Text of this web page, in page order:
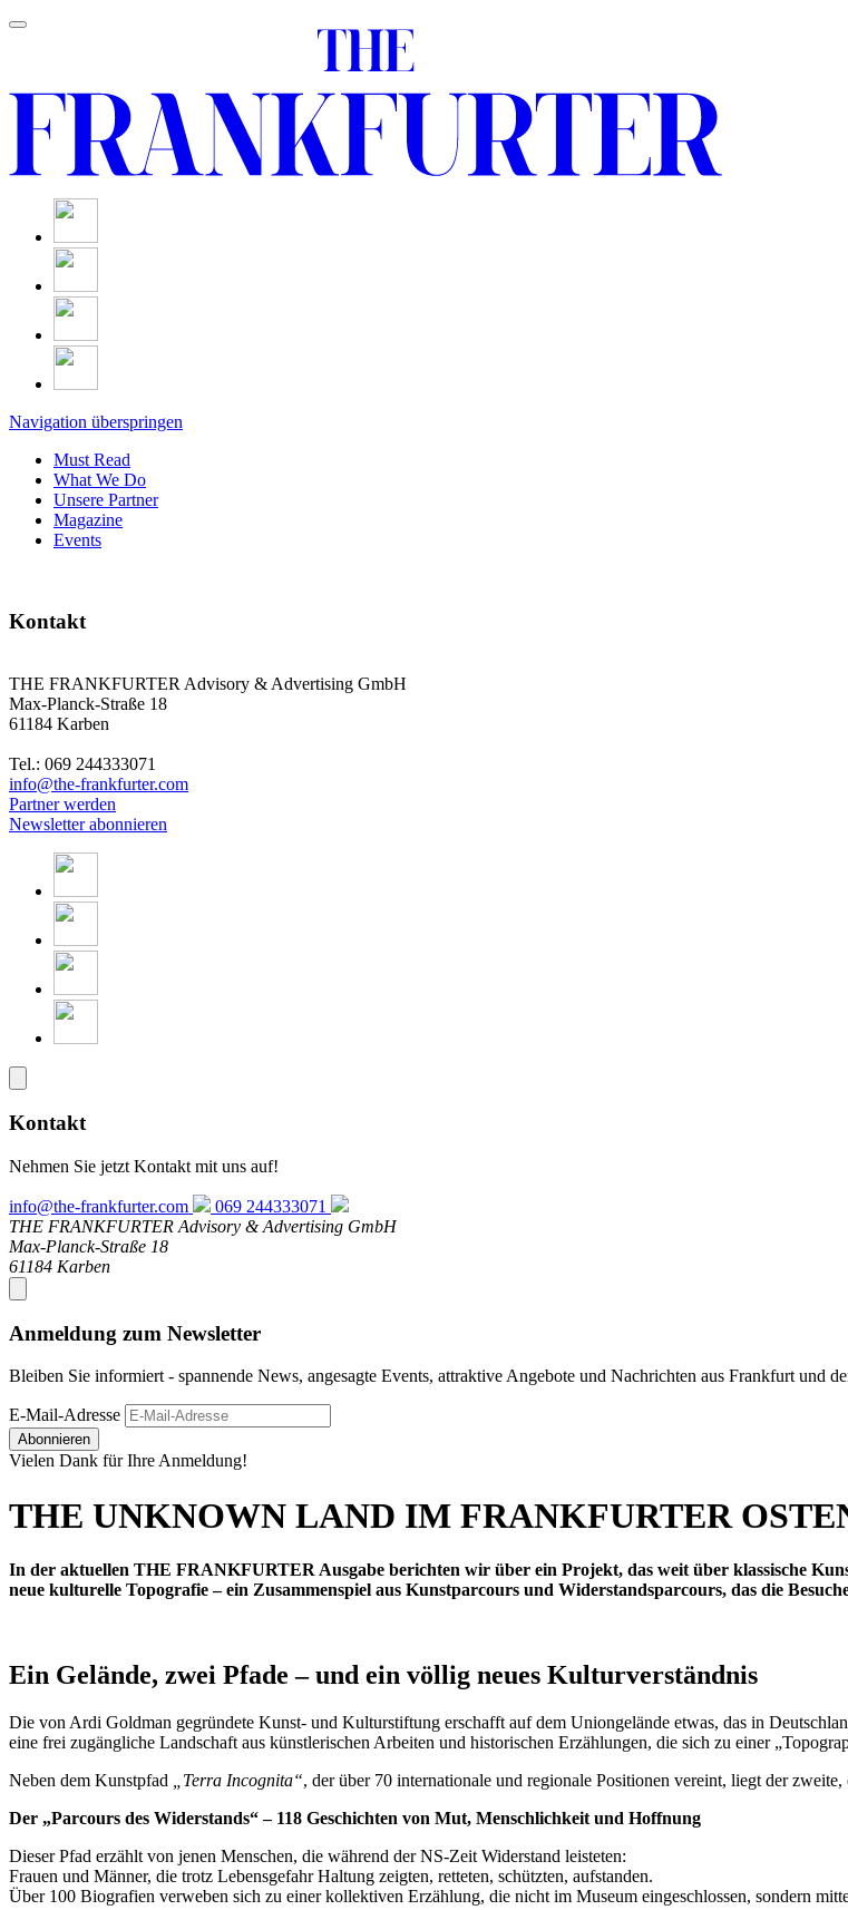
Navigation überspringen
Must Read
What We Do
Unsere Partner
Magazine
Events
Kontakt
THE FRANKFURTER Advisory & Advertising GmbH
Max-Planck-Straße 18
61184 Karben
Tel.: 069 244333071
info@the-frankfurter.com
Partner werden
Newsletter abonnieren
Kontakt
Nehmen Sie jetzt Kontakt mit uns auf!
info@the-frankfurter.com
069 244333071
THE FRANKFURTER Advisory & Advertising GmbH
Max-Planck-Straße 18
61184 Karben
Anmeldung zum Newsletter
Bleiben Sie informiert - spannende News, angesagte Events, attraktive Angebote und Nachrichten aus Frankfurt und
E-Mail-Adresse
Abonnieren
Vielen Dank für Ihre Anmeldung!
THE UNKNOWN LAND IM FRANKFURTER
In der aktuellen THE FRANKFURTER Ausgabe berichten wir über ein Projekt, das weit über klassische
neue kulturelle Topografie – ein Zusammenspiel aus Kunstparcours und Widerstandsparcours, das die
Ein Gelände, zwei Pfade – und ein völlig neues Kulturverständnis
Die von Ardi Goldman gegründete Kunst- und Kulturstiftung erschafft auf dem Uniongelände etwas, das in
eine frei zugängliche Landschaft aus künstlerischen Arbeiten und historischen Erzählungen, die sich zu einer
Neben dem Kunstpfad
„Terra Incognita“, der über 70 internationale und regionale Positionen vereint, liegt der zweite,
Der „Parcours des Widerstands“ – 118 Geschichten von Mut, Menschlichkeit und Hoffnung
Dieser Pfad erzählt von jenen Menschen, die während der NS-Zeit Widerstand leisteten:
Frauen und Männer, die trotz Lebensgefahr Haltung zeigten, retteten, schützten, aufstanden.
Über 100 Biografien verweben sich zu einer kollektiven Erzählung, die nicht im Museum eingeschlossen, sondern